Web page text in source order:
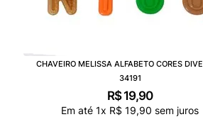
CHAVEIRO MELISSA ALFABETO CORES
34191
R$ 19,90
Em até 1x R$ 19,90 sem juros